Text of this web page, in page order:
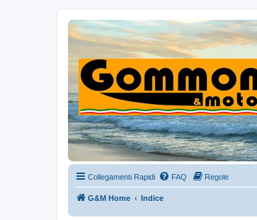
Collegamenti Rapidi FAQ Regole
G&M Home Indice